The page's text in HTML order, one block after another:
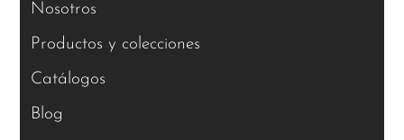
Nosotros
Productos y colecciones
Catálogos
Blog